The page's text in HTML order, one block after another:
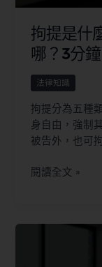
拘提是什
哪？3分
法律知識
拘提分為五種
身自由，強制
被告外，也可
閱讀全文 »